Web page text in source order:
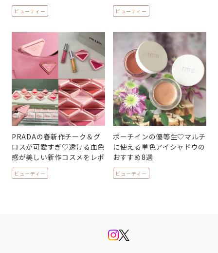
ビューティー ビューティー
PRADAの春新作チーク＆グ
ロスが可愛すぎ♡透ける血色
感が美しい新作コスメをレポ
ビューティー
ポーチインの優等生♡マルチ
に使える単色アイシャドウの
おすすめ8選
ビューティー